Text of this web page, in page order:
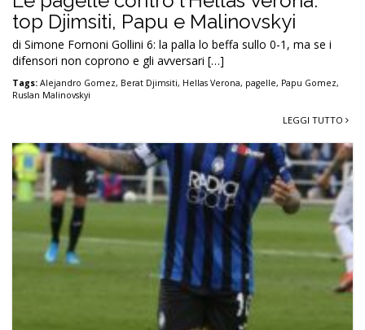
top Djimsiti, Papu e Malinovskyi
di Simone Fornoni Gollini 6: la palla lo beffa sullo 0-1, ma se i
difensori non coprono e gli avversari […]
Tags: Alejandro Gomez, Berat Djimsiti, Hellas Verona, pagelle, Papu Gomez,
Ruslan Malinovskyi
LEGGI TUTTO